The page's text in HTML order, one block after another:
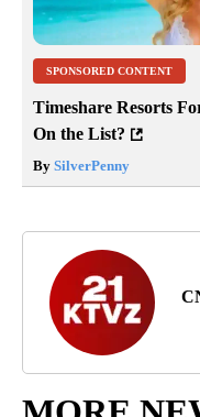
SPONSORED CONTENT
Timeshare Resorts
On the List?
By SilverPenny